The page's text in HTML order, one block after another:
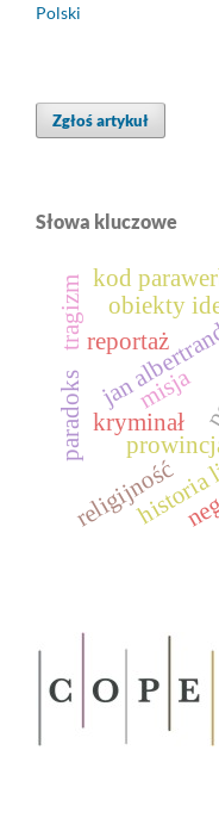
Polski
Zgłoś artykuł
Słowa kluczowe
jan
obiekty
kryminał
reportaż
misja
religijność
kod
tragizm
paradoks